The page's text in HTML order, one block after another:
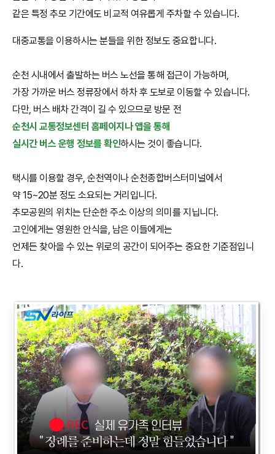
같은 특정 추모 기간에도 비교적 여유롭게 주차할 수 있습니다.
대중교통을 이용하시는 분들을 위한 정보도 중요합니다.
순천 시내에서 출발하는 버스 노선을 통해 접근이 가능하며,
가장 가까운 버스 정류장에서 하차 후 도보로 이동할 수 있습니다.
다만, 버스 배차 간격이 길 수 있으므로 방문 전
순천시 교통정보센터 홈페이지나 앱을 통해
실시간 버스 운행 정보를 확인하시는 것이 좋습니다.
택시를 이용할 경우, 순천역이나 순천종합버스터미널에서
약 15~20분 정도 소요되는 거리입니다.
추모공원의 위치는 단순한 주소 이상의 의미를 지닙니다.
고인에게는 영원한 안식을, 남은 이들에게는
언제든 찾아올 수 있는 위로의 공간이 되어주는 중요한 기준점입니
다.